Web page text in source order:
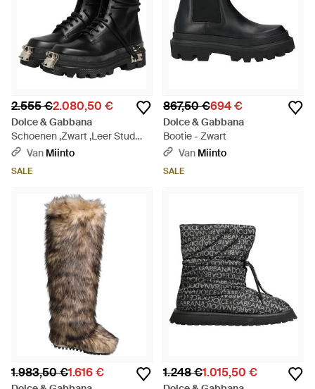
2.555 €2.080,50 €
Dolce & Gabbana
Schoenen ,Zwart ,Leer Stud
Platform Combat Boots - Zwart
Van Miinto
SALE
867,50 €694 €
Dolce & Gabbana
Bootie - Zwart
Van Miinto
SALE
1.983,50 €1.616 € 1.248 €1.015,50 €